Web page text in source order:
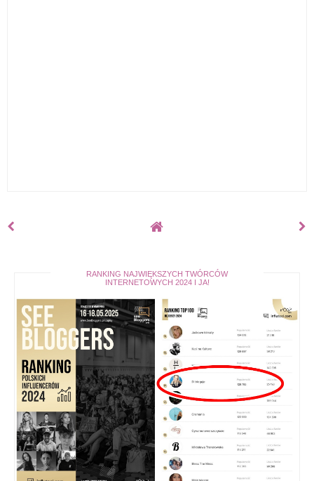
RANKING NAJWIĘKSZYCH TWÓRCÓW
INTERNETOWYCH 2024 I JA!